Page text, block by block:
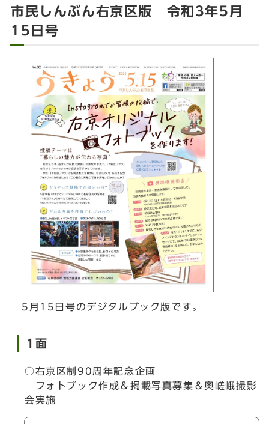
市民しんぶん右京区版 令和3年5月
15日号
5月15日号のデジタルブック版です。
1面
○右京区制90周年記念企画
フォトブック作成＆掲載写真募集＆奥嵯峨撮影
会実施